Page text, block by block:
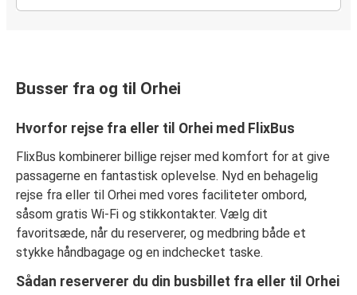
Busser fra og til Orhei
Hvorfor rejse fra eller til Orhei med FlixBus
FlixBus kombinerer billige rejser med komfort for at give
passagerne en fantastisk oplevelse. Nyd en behagelig
rejse fra eller til Orhei med vores faciliteter ombord,
såsom gratis Wi-Fi og stikkontakter. Vælg dit
favoritsæde, når du reserverer, og medbring både et
stykke håndbagage og en indchecket taske.
Sådan reserverer du din busbillet fra eller til Orhei